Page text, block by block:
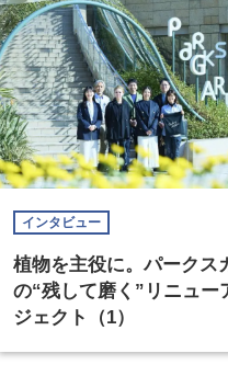
インタビュー
植物を主役に。パークス
の“残して磨く”リニュー
ジェクト（1）